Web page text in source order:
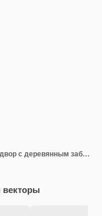
Очаровательный сельский задний двор с деревянным забором
векторы